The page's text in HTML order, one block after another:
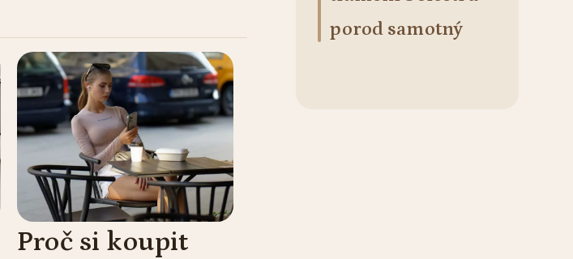
Proč si koupit
porod samotný